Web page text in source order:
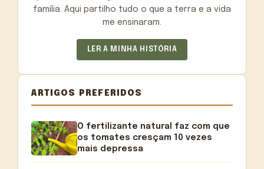
família. Aqui partilho tudo o que a terra e a vida
me ensinaram.
LER A MINHA HISTÓRIA
ARTIGOS PREFERIDOS
O fertilizante natural faz com que
os tomates cresçam 10 vezes
mais depressa